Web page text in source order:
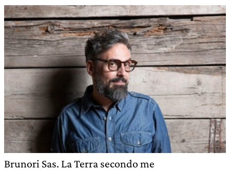
Brunori Sas. La Terra secondo me